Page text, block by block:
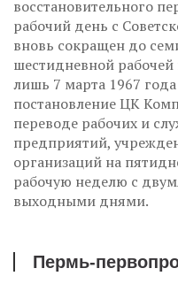
восстановительного
рабочий день с
вновь сокращен до
шестидневной рабочей
лишь 7 марта 1967
постановление ЦК
переводе рабочих и
предприятий,
организаций на
рабочую неделю с
выходными днями.
Пермь-